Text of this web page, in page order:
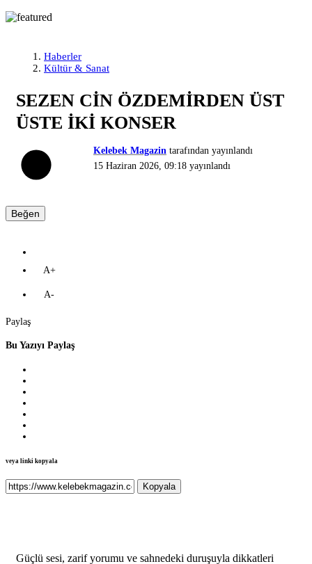
Haberler
Kültür & Sanat
SEZEN CİN ÖZDEMİRDEN ÜST
ÜSTE İKİ KONSER
Kelebek Magazin tarafından yayınlandı
15 Haziran 2026, 09:18 yayınlandı
Beğen
A+
A-
Paylaş
Bu Yazıyı Paylaş
veya linki kopyala
Kopyala
Güçlü sesi, zarif yorumu ve sahnedeki duruşuyla dikkatleri